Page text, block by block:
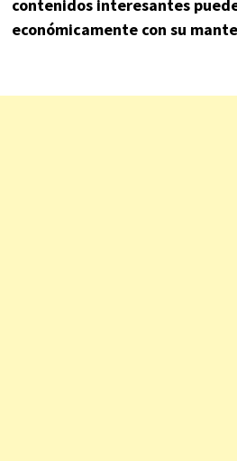
contenidos interesantes
económicamente con su